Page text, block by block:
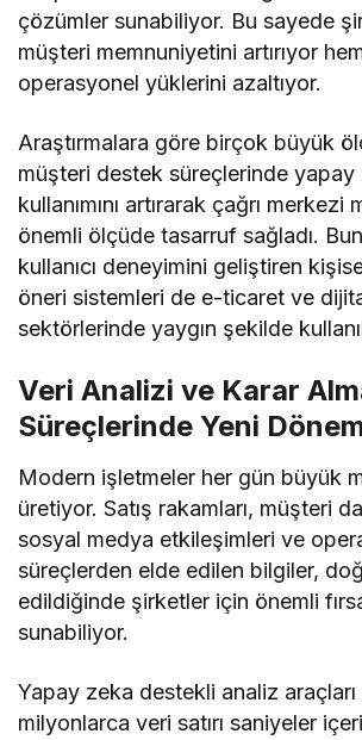
çözümler sunabiliyor. Bu sayede
müşteri memnuniyetini artırıyor
operasyonel yüklerini azaltıyor.
Araştırmalara göre birçok büyük
müşteri destek süreçlerinde yapay
kullanımını artırarak çağrı merkezi
önemli ölçüde tasarruf sağladı.
kullanıcı deneyimini geliştiren
öneri sistemleri de e-ticaret ve
sektörlerinde yaygın şekilde
Veri Analizi ve Karar
Süreçlerinde Yeni
Modern işletmeler her gün büyük
üretiyor. Satış rakamları, müşteri
sosyal medya etkileşimleri ve
süreçlerden elde edilen bilgiler,
edildiğinde şirketler için önemli
sunabiliyor.
Yapay zeka destekli analiz
milyonlarca veri satırı saniyeler